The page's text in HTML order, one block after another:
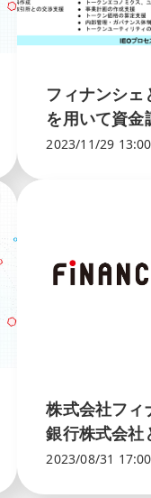
フィナンシェ
を用いて資金
援サービス」
2023/11/29 13:00
株式会社フィ
銀行株式会社
同検討を開始
2023/08/31 17:00